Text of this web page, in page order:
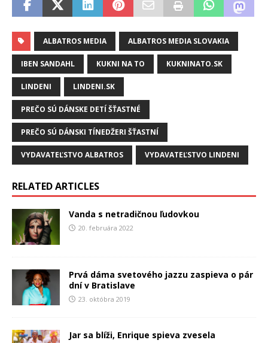
ALBATROS MEDIA ALBATROS MEDIA SLOVAKIA
IBEN SANDAHL KUKNI NA TO KUKNINATO.SK
LINDENI LINDENI.SK
PREČO SÚ DÁNSKE DETÍ ŠŤASTNÉ
PREČO SÚ DÁNSKI TÍNEDŽERI ŠŤASTNÍ
VYDAVATEĽSTVO ALBATROS VYDAVATEĽSTVO LINDENI
RELATED ARTICLES
Vanda s netradičnou ľudovkou
20. februára 2022
Prvá dáma svetového jazzu zaspieva o pár
dní v Bratislave
23. októbra 2019
Jar sa blíži, Enrique spieva zvesela